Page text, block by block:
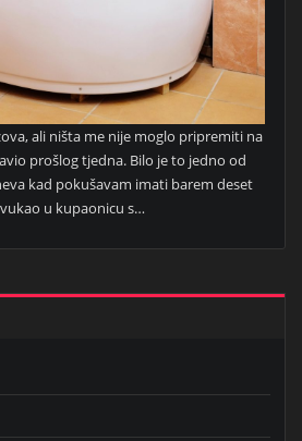
ali ništa me nije moglo pripremiti na
prošlog tjedna. Bilo je to jedno od
kad pokušavam imati barem deset
u kupaonicu s…